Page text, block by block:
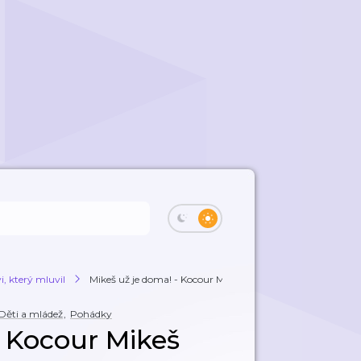
který mluvil Mikeš už je doma! - Kocour Mikeš
a mládež, Pohádky
Mikeš